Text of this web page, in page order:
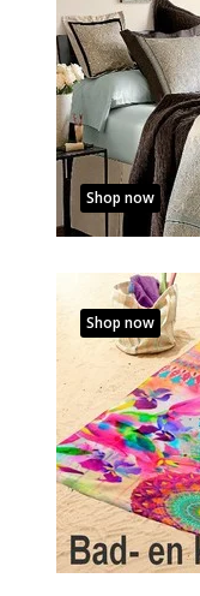
Shop now
Shop now